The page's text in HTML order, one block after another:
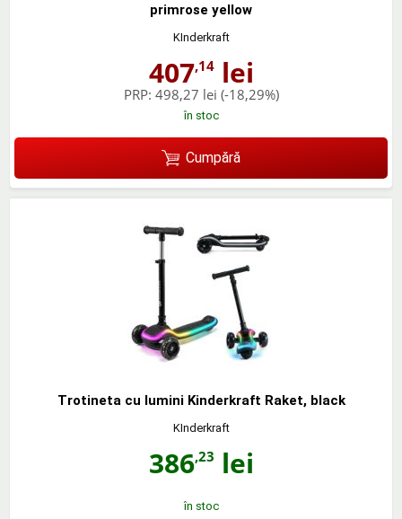
primrose yellow
KInderkraft
407,14lei
PRP: 498,27 lei (-18,29%)
în stoc
Cumpără
Trotineta cu lumini Kinderkraft Raket, black
KInderkraft
386,23 lei
în stoc